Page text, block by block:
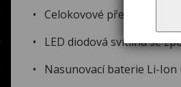
• Celokovové převody a
• LED diodová svítilna se
• Nasunovací baterie Li-Ion